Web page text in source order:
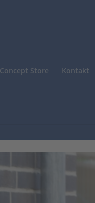
Concept Store Kontakt